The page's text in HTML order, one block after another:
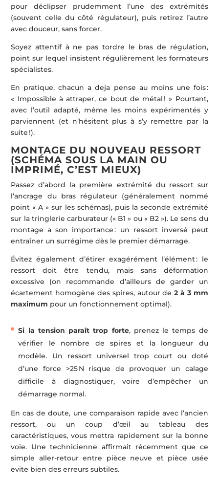
pour déclipser prudemment l’une des extrémités
(souvent celle du côté régulateur), puis retirez l’autre
avec douceur, sans forcer.
Soyez attentif à ne pas tordre le bras de régulation,
point sur lequel insistent régulièrement les formateurs
spécialistes.
En pratique, chacun a deja pense au moins une fois :
« Impossible à attraper, ce bout de métal ! » Pourtant,
avec l’outil adapté, même les moins expérimentés y
parviennent (et n’hésitent plus à s’y remettre par la
suite !).
MONTAGE DU NOUVEAU RESSORT
(SCHÉMA SOUS LA MAIN OU
IMPRIMÉ, C’EST MIEUX)
Passez d’abord la première extrémité du ressort sur
l’ancrage du bras régulateur (généralement nommé
point « A » sur les schémas), puis la seconde extrémité
sur la tringlerie carburateur (« B1 » ou « B2 »). Le sens du
montage a son importance : un ressort inversé peut
entraîner un surrégime dès le premier démarrage.
Évitez également d’étirer exagérément l’élément : le
ressort doit être tendu, mais sans déformation
excessive (on recommande d’ailleurs de garder un
écartement homogène des spires, autour de2 à 3 mm
maximum pour un fonctionnement optimal).
Si la tension paraît trop forte, prenez le temps de
vérifier le nombre de spires et la longueur du
modèle. Un ressort universel trop court ou doté
d’une force >25 N risque de provoquer un calage
difficile à diagnostiquer, voire d’empêcher un
démarrage normal.
En cas de doute, une comparaison rapide avec l’ancien
ressort, ou un coup d’œil au tableau des
caractéristiques, vous mettra rapidement sur la bonne
voie. Une technicienne affirmait récemment que ce
simple aller-retour entre pièce neuve et pièce usée
evite bien des erreurs subtiles.